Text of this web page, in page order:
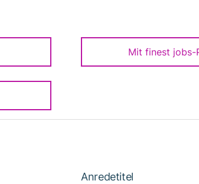
Mit finest jobs-
Anredetitel